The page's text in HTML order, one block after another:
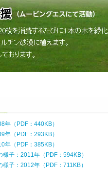
年（PDF：440KB）
年（PDF：293KB）
年（PDF：385KB）
子：2011年（PDF：594KB）
子：2012年（PDF：711KB）